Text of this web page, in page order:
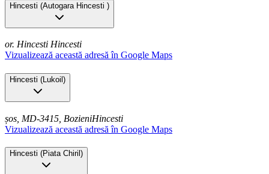
Hincesti (Autogara Hincesti )
or. Hincesti Hincesti
Vizualizează această adresă în Google Maps
Hincesti (Lukoil )
șos, MD-3415, BozieniHincesti
Vizualizează această adresă în Google Maps
Hincesti (Piata Chiril )